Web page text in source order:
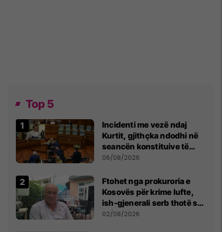
Top 5
Incidenti me vezë ndaj
Kurtit, gjithçka ndodhi në
seancën konstituive të
Kuvendit
06/08/2026
Ftohet nga prokuroria e
Kosovës për krime lufte,
ish-gjenerali serb thotë se
dikush e tradhtoi në
02/08/2026